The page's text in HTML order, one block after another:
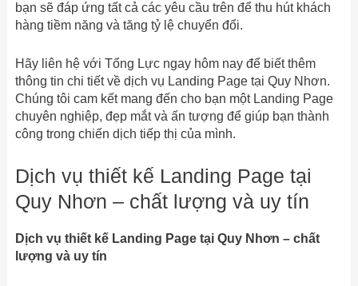
bạn sẽ đáp ứng tất cả các yêu cầu trên để thu hút khách
hàng tiềm năng và tăng tỷ lệ chuyển đổi.
Hãy liên hệ với Tổng Lực ngay hôm nay để biết thêm
thông tin chi tiết về dịch vụ Landing Page tại Quy Nhơn.
Chúng tôi cam kết mang đến cho bạn một Landing Page
chuyên nghiệp, đẹp mắt và ấn tượng để giúp bạn thành
công trong chiến dịch tiếp thị của mình.
Dịch vụ thiết kế Landing Page tại
Quy Nhơn – chất lượng và uy tín
Dịch vụ thiết kế Landing Page tại Quy Nhơn – chất
lượng và uy tín